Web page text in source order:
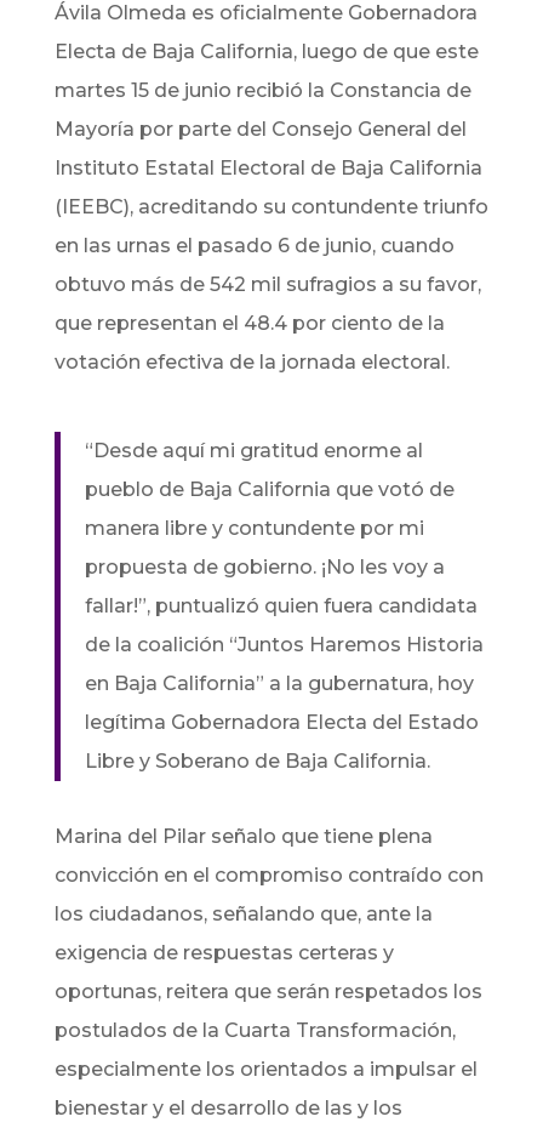
Ávila Olmeda es oficialmente Gobernadora
Electa de Baja California, luego de que este
martes 15 de junio recibió la Constancia de
Mayoría por parte del Consejo General del
Instituto Estatal Electoral de Baja California
(IEEBC), acreditando su contundente triunfo
en las urnas el pasado 6 de junio, cuando
obtuvo más de 542 mil sufragios a su favor,
que representan el 48.4 por ciento de la
votación efectiva de la jornada electoral.
“Desde aquí mi gratitud enorme al
pueblo de Baja California que votó de
manera libre y contundente por mi
propuesta de gobierno. ¡No les voy a
fallar!”, puntualizó quien fuera candidata
de la coalición “Juntos Haremos Historia
en Baja California” a la gubernatura, hoy
legítima Gobernadora Electa del Estado
Libre y Soberano de Baja California.
Marina del Pilar señalo que tiene plena
convicción en el compromiso contraído con
los ciudadanos, señalando que, ante la
exigencia de respuestas certeras y
oportunas, reitera que serán respetados los
postulados de la Cuarta Transformación,
especialmente los orientados a impulsar el
bienestar y el desarrollo de las y los